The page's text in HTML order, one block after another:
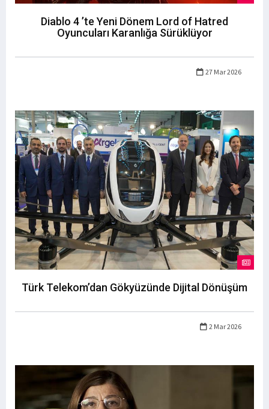
Diablo 4 ’te Yeni Dönem Lord of Hatred
Oyuncuları Karanlığa Sürüklüyor
27 Mar 2026
Türk Telekom’dan Gökyüzünde Dijital Dönüşüm
2 Mar 2026